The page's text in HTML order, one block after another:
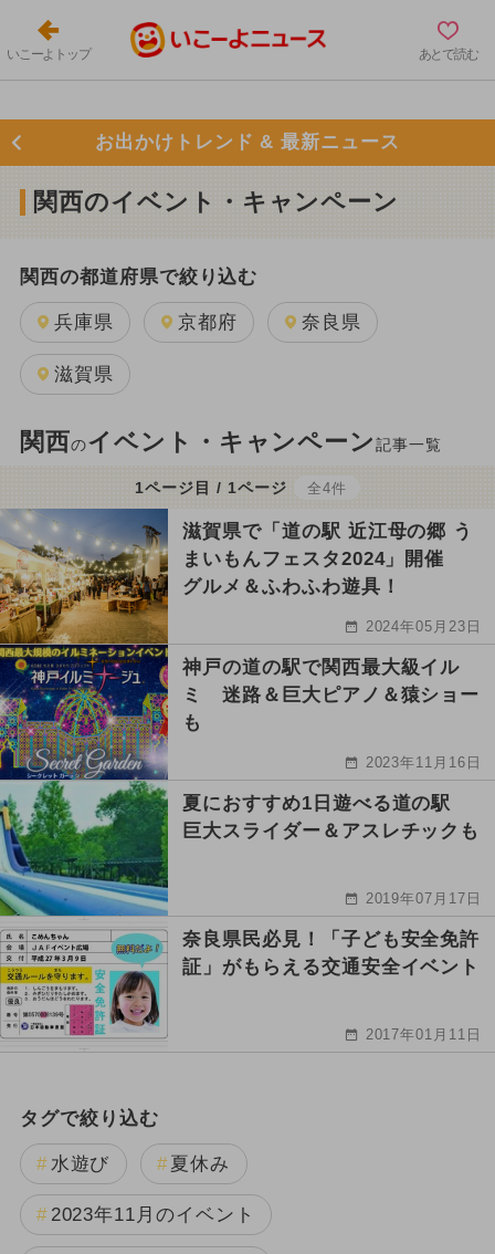
いこーよトップ あとで読む
お出かけトレンド & 最新ニュース
関西のイベント・キャンペーン
関西の都道府県で絞り込む
兵庫県 京都府 奈良県
滋賀県
関西のイベント・キャンペーン記事一覧
1ページ目 / 1ページ 全4件
滋賀県で「道の駅 近江母の郷 う
まいもんフェスタ2024」開催
グルメ＆ふわふわ遊具！
2024年05月23日
神戸の道の駅で関西最大級イル
ミ 迷路＆巨大ピアノ＆猿ショー
も
2023年11月16日
夏におすすめ1日遊べる道の駅
巨大スライダー＆アスレチックも
2019年07月17日
奈良県民必見！「子ども安全免許
証」がもらえる交通安全イベント
2017年01月11日
タグで絞り込む
水遊び 夏休み
2023年11月のイベント